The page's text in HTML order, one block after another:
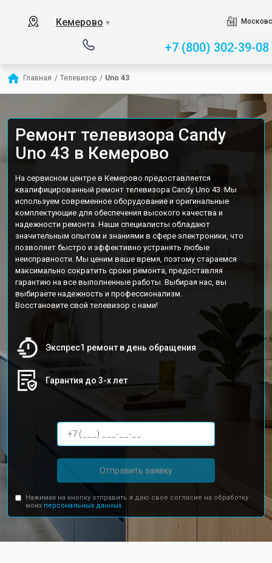
Кемерово ▼
+7 (800) 302-39-08
Главная / Телевизор / Uno 43
Ремонт телевизора Candy
Uno 43 в Кемерово
На сервисном центре в Кемерово предоставляется
квалифицированный ремонт телевизора Candy Uno 43. Мы
используем современное оборудование и оригинальные
комплектующие для обеспечения высокого качества и
надежности ремонта. Наши специалисты обладают
значительным опытом и знаниями в сфере электроники, что
позволяет быстро и эффективно устранять любые
неисправности. Мы ценим ваше время, поэтому стараемся
максимально сократить сроки ремонта, предоставляя
гарантию на все выполненные работы. Выбирая нас, вы
выбираете надежность и профессионализм.
Восстановите свой телевизор с нами!
Экспрес1 ремонт в день обращения
Гарантия до 3-х лет
Отправить заявку
Нажимая на кнопку отправить я даю свое согласие на обработку
моих персональных данных.